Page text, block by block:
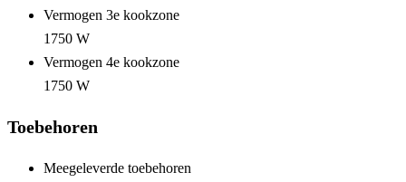
Vermogen 3e kookzone
1750 W
Vermogen 4e kookzone
1750 W
Toebehoren
Meegeleverde toebehoren